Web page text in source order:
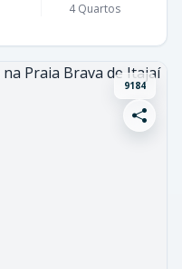
4 Quartos
9184